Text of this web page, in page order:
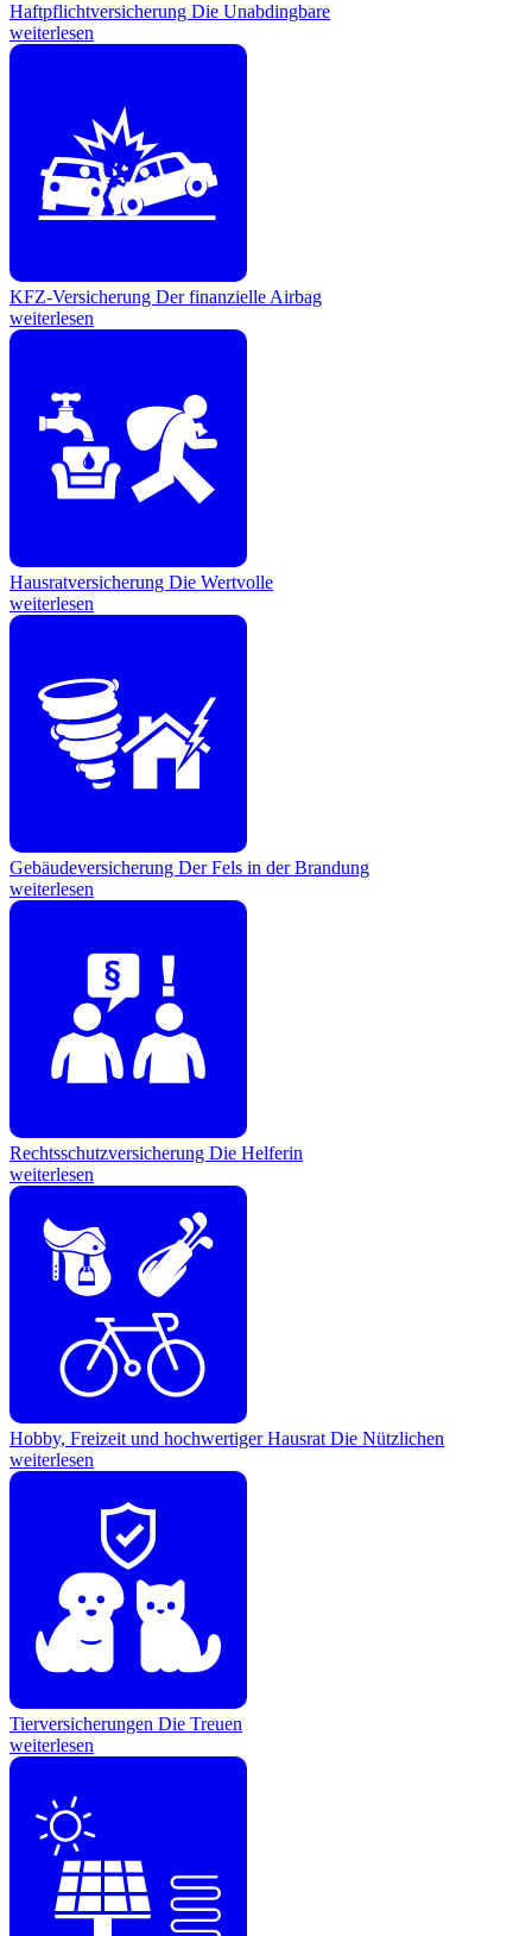
Haftpflichtversicherung Die Unabdingbare
weiterlesen
KFZ-Versicherung Der finanzielle Airbag
weiterlesen
Hausratversicherung Die Wertvolle
weiterlesen
Gebäudeversicherung Der Fels in der Brandung
weiterlesen
Rechtsschutzversicherung Die Helferin
weiterlesen
Hobby, Freizeit und hochwertiger Hausrat Die Nützlichen
weiterlesen
Tierversicherungen Die Treuen
weiterlesen